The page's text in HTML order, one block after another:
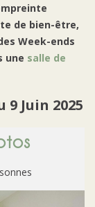
de bien-être,
Week-ends
une salle de
9 Juin 2025